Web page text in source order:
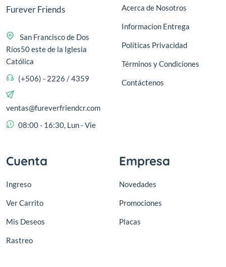
Furever Friends
San Francisco de Dos
Ríos50 este de la Iglesia
Católica
(+506) - 2226 / 4359
ventas@fureverfriendcr.com
08:00 - 16:30, Lun - Vie
Acerca de Nosotros
Informacion Entrega
Políticas Privacidad
Términos y Condiciones
Contáctenos
Cuenta
Ingreso
Ver Carrito
Mis Deseos
Rastreo
Empresa
Novedades
Promociones
Placas